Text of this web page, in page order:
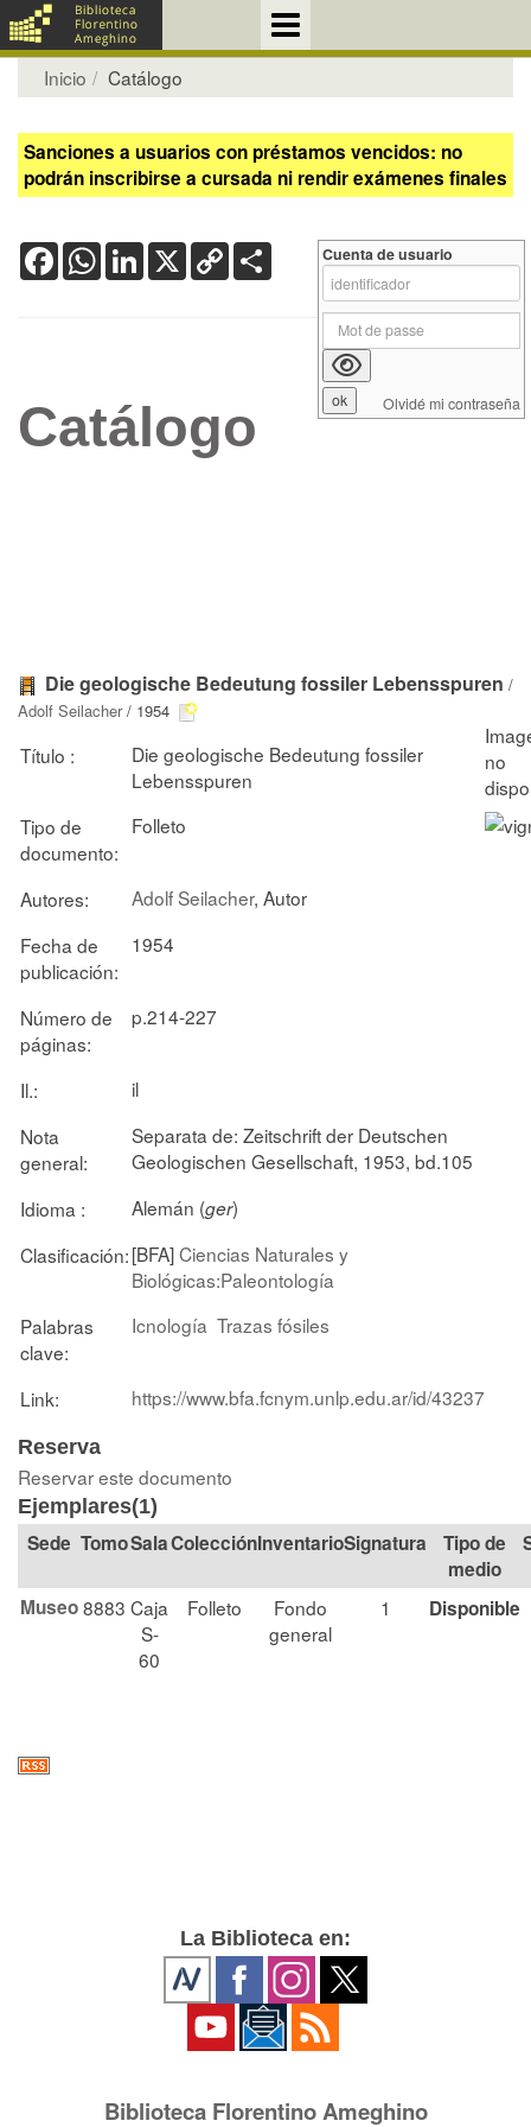
Inicio Catálogo
Sanciones a usuarios con préstamos vencidos: no
podrán inscribirse a cursada ni rendir exámenes finales
FacebookWhatsApp
LinkedIn
X Copy
Link
Catálogo
Die geologische Bedeutung fossiler Lebensspuren /
Adolf Seilacher/ 1954
Título :
Die geologische Bedeutung fossiler
Lebensspuren
Tipo de
documento:
Folleto
Autores: Adolf Seilacher, Autor
Fecha de
publicación:
1954
Número de
páginas:
p.214-227
Il.:
il
Nota
general:
Separata de: Zeitschrift der Deutschen
Geologischen Gesellschaft, 1953, bd.105
Idioma :
Alemán (ger)
Clasificación:[BFA]Ciencias Naturales y
Biológicas:Paleontología
Palabras
clave:
Icnología Trazas fósiles
Link: https://www.bfa.fcnym.unlp.edu.ar/id/43237
Reserva
Reservar este documento
Ejemplares(1)
TomoSalaColección Signatura
Tipo de
medio
Museo8883 Caja
S-
60
Folleto
Fondo
general
1 Disponible
Cuenta de usuario
Olvidé mi contraseña
La Biblioteca en:
Biblioteca Florentino Ameghino